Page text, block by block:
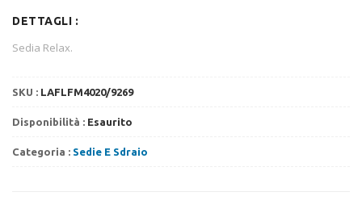
era:
€149.90.
DETTAGLI :
Sedia Relax.
SKU : LAFLFM4020/9269
Disponibilità : Esaurito
Categoria : Sedie E Sdraio